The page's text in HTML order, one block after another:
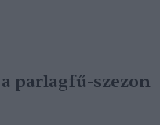
parlagfű-szezon